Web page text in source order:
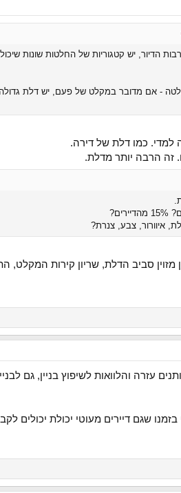
הדיור, יש קטגוריות של החלטות שונות
- אם מדובר במקלט של פעם, יש דלת גדולה
למדי. כמו דלת של דירה.
זה הרבה יותר מדלת.
איוורור, צבע, צנרת?
מזוין סביב הדלת, שריון קירות המקלט,
עזרה והלוואות לשיפוץ בניין, גם
בזמנו שגם דיירים מעוטי יכולת